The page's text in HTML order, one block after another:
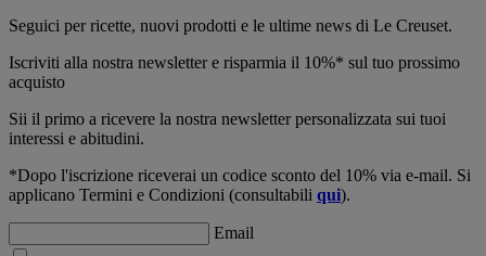
Seguici per ricette, nuovi prodotti e le ultime news di Le Creuset.
Iscriviti alla nostra newsletter e risparmia il 10%* sul tuo prossimo
acquisto
Sii il primo a ricevere la nostra newsletter personalizzata sui tuoi
interessi e abitudini.
*Dopo l'iscrizione riceverai un codice sconto del 10% via e-mail. Si
applicano Termini e Condizioni (consultabili qui).
Email